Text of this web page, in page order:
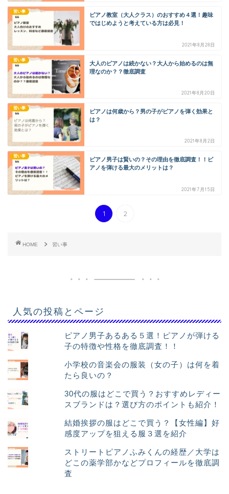
習い事
ピアノ教室（大人クラス）のおすすめ４選！趣味
ではじめようと考えている方は必見！
2021年8月28日
習い事
大人のピアノは続かない？大人から始めるのは無
理なのか？？徹底調査
2021年8月20日
習い事
ピアノは何歳から？男の子がピアノを弾く効果と
は？
2021年8月2日
習い事
ピアノ男子は賢いの？その理由を徹底調査！！ピ
アノを弾ける最大のメリットは？
2021年7月15日
1 2
HOME 習い事
人気の投稿とページ
ピアノ男子あるある５選！ピアノが弾ける
子の特徴や性格を徹底調査！！
小学校の音楽会の服装（女の子）は何を着
たら良いの？
30代の服はどこで買う？おすすめレディー
スブランドは？選び方のポイントも紹介！
結婚挨拶の服はどこで買う？【女性編】好
感度アップを狙える服３選を紹介
ストリートピアノふみくんの経歴／大学は
どこの薬学部かなどプロフィールを徹底調
査